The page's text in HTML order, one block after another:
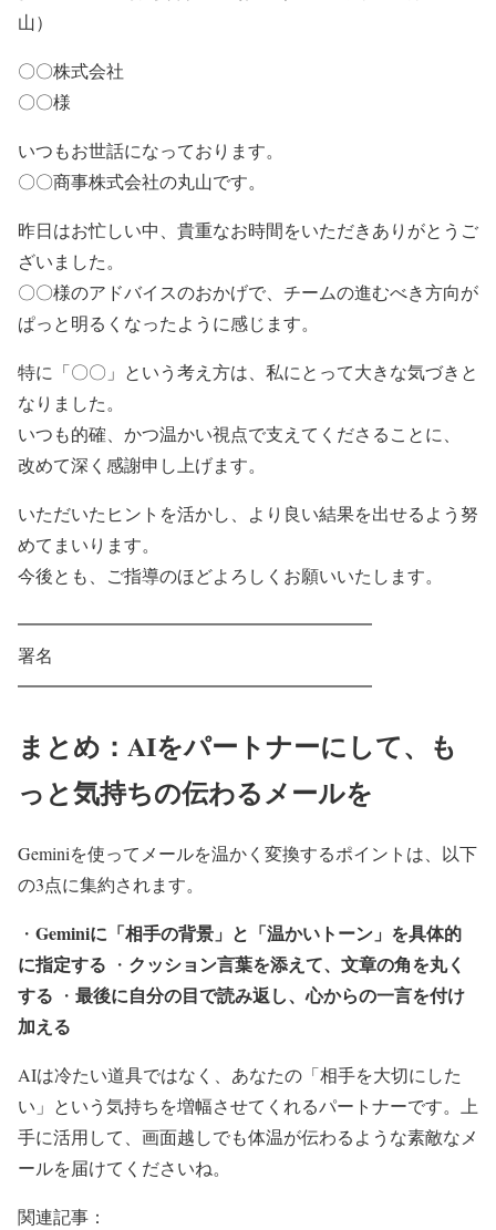
山）
〇〇株式会社
〇〇様
いつもお世話になっております。
〇〇商事株式会社の丸山です。
昨日はお忙しい中、貴重なお時間をいただきありがとうご
ざいました。
〇〇様のアドバイスのおかげで、チームの進むべき方向が
ぱっと明るくなったように感じます。
特に「〇〇」という考え方は、私にとって大きな気づきと
なりました。
いつも的確、かつ温かい視点で支えてくださることに、
改めて深く感謝申し上げます。
いただいたヒントを活かし、より良い結果を出せるよう努
めてまいります。
今後とも、ご指導のほどよろしくお願いいたします。
━━━━━━━━━━━━━━━━━━━━
署名
━━━━━━━━━━━━━━━━━━━━
まとめ：AIをパートナーにして、も
っと気持ちの伝わるメールを
Geminiを使ってメールを温かく変換するポイントは、以下
の3点に集約されます。
・ Geminiに「相手の背景」と「温かいトーン」を具体的
に指定する ・ クッション言葉を添えて、文章の角を丸く
する ・ 最後に自分の目で読み返し、心からの一言を付け
加える
AIは冷たい道具ではなく、あなたの「相手を大切にした
い」という気持ちを増幅させてくれるパートナーです。上
手に活用して、画面越しでも体温が伝わるような素敵なメ
ールを届けてくださいね。
関連記事：